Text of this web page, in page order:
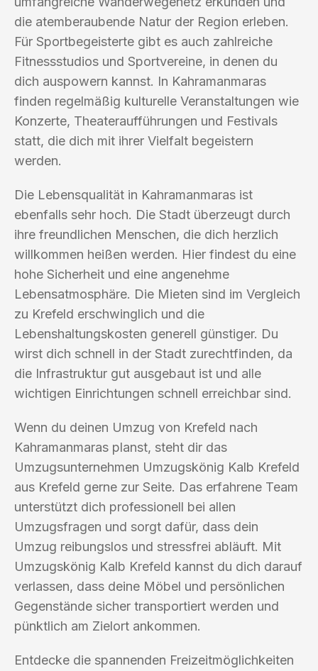
die atemberaubende Natur der Region erleben.
Für Sportbegeisterte gibt es auch zahlreiche
Fitnessstudios und Sportvereine, in denen du
dich auspowern kannst. In Kahramanmaras
finden regelmäßig kulturelle Veranstaltungen wie
Konzerte, Theateraufführungen und Festivals
statt, die dich mit ihrer Vielfalt begeistern
werden.
Die Lebensqualität in Kahramanmaras ist
ebenfalls sehr hoch. Die Stadt überzeugt durch
ihre freundlichen Menschen, die dich herzlich
willkommen heißen werden. Hier findest du eine
hohe Sicherheit und eine angenehme
Lebensatmosphäre. Die Mieten sind im Vergleich
zu Krefeld erschwinglich und die
Lebenshaltungskosten generell günstiger. Du
wirst dich schnell in der Stadt zurechtfinden, da
die Infrastruktur gut ausgebaut ist und alle
wichtigen Einrichtungen schnell erreichbar sind.
Wenn du deinen Umzug von Krefeld nach
Kahramanmaras planst, steht dir das
Umzugsunternehmen Umzugskönig Kalb Krefeld
aus Krefeld gerne zur Seite. Das erfahrene Team
unterstützt dich professionell bei allen
Umzugsfragen und sorgt dafür, dass dein
Umzug reibungslos und stressfrei abläuft. Mit
Umzugskönig Kalb Krefeld kannst du dich darauf
verlassen, dass deine Möbel und persönlichen
Gegenstände sicher transportiert werden und
pünktlich am Zielort ankommen.
Entdecke die spannenden Freizeitmöglichkeiten